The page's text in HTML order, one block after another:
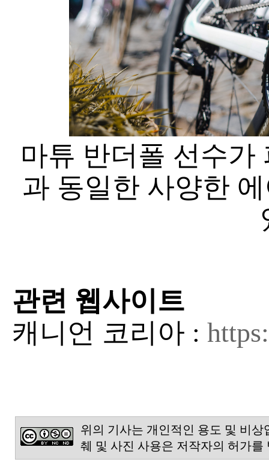
마튜 반더폴 선수가
과 동일한 사양한
관련 웹사이트
캐니언 코리아 :
위의 기사는 개인적인 용도 및 비
췌 및 사진 사용은 저작자의 허가를